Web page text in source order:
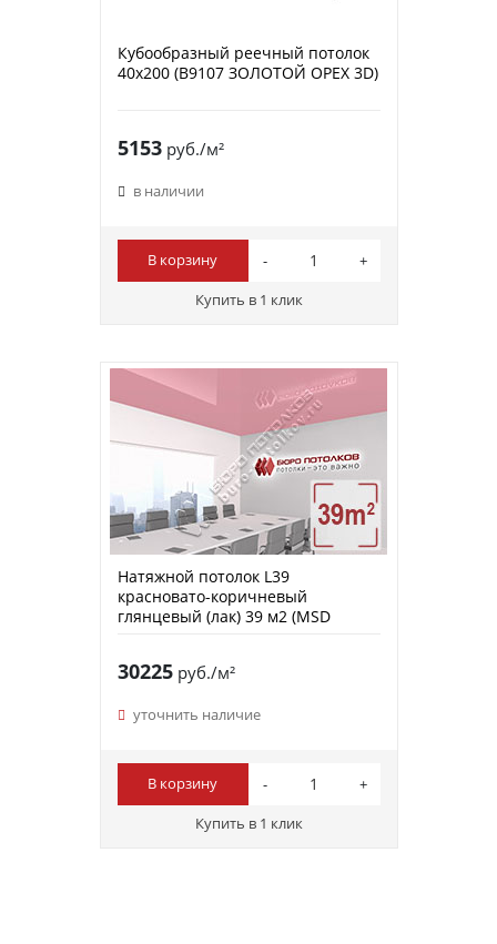
Кубообразный реечный потолок
40х200 (B9107 ЗОЛОТОЙ ОРЕХ 3D)
5153руб./м²
в наличии
В корзину
Купить в 1 клик
Натяжной потолок L39
красновато-коричневый
глянцевый (лак) 39 м2 (MSD
30225руб./м²
уточнить наличие
В корзину
Купить в 1 клик